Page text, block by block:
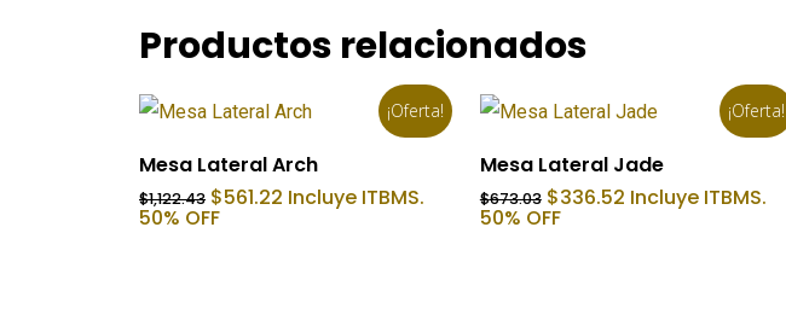
Productos relacionados
¡Oferta!
Añadir Al Carrito
Mesa Lateral Arch
$1,122.43 El
precio
$561.22 El
precio
Incluye ITBMS.
50% OFF
¡Oferta!
Añadir Al Carrito
Mesa Lateral Jade
$673.03 El
precio
$336.52El
precio
Incluye ITBMS.
50% OFF